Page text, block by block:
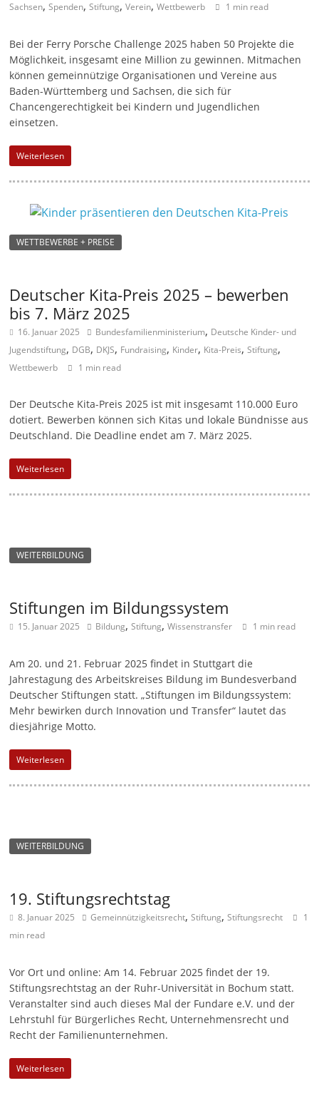
Sachsen,Spenden,Stiftung,Verein,Wettbewerb 1 min read
Bei der Ferry Porsche Challenge 2025 haben 50 Projekte die
Möglichkeit, insgesamt eine Million zu gewinnen. Mitmachen
können gemeinnützige Organisationen und Vereine aus
Baden-Württemberg und Sachsen, die sich für
Chancengerechtigkeit bei Kindern und Jugendlichen
einsetzen.
Weiterlesen
WETTBEWERBE + PREISE
Deutscher Kita-Preis 2025 – bewerben
bis 7. März 2025
16. Januar 2025 Bundesfamilienministerium, Deutsche Kinder- und
Jugendstiftung, DGB, DKJS, Fundraising, Kinder, Kita-Preis,Stiftung,
Wettbewerb 1 min read
Der Deutsche Kita-Preis 2025 ist mit insgesamt 110.000 Euro
dotiert. Bewerben können sich Kitas und lokale Bündnisse aus
Deutschland. Die Deadline endet am 7. März 2025.
Weiterlesen
WEITERBILDUNG
Stiftungen im Bildungssystem
15. Januar 2025 Bildung,Stiftung,Wissenstransfer 1 min read
Am 20. und 21. Februar 2025 findet in Stuttgart die
Jahrestagung des Arbeitskreises Bildung im Bundesverband
Deutscher Stiftungen statt. „Stiftungen im Bildungssystem:
Mehr bewirken durch Innovation und Transfer“ lautet das
diesjährige Motto.
Weiterlesen
WEITERBILDUNG
19. Stiftungsrechtstag
8. Januar 2025 Gemeinnützigkeitsrecht,Stiftung,Stiftungsrecht
1
min read
Vor Ort und online: Am 14. Februar 2025 findet der 19.
Stiftungsrechtstag an der Ruhr-Universität in Bochum statt.
Veranstalter sind auch dieses Mal der Fundare e.V. und der
Lehrstuhl für Bürgerliches Recht, Unternehmensrecht und
Recht der Familienunternehmen.
Weiterlesen